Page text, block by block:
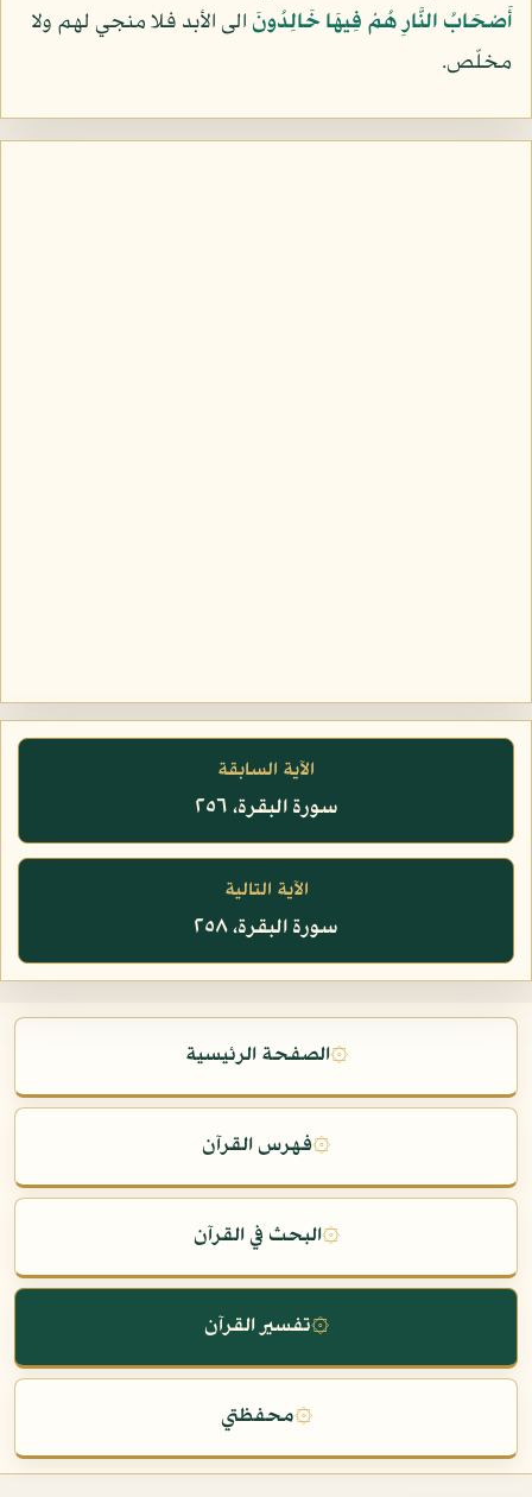
أَصْحَابُ النَّارِ هُمْ فِيهَا خَالِدُونَ الى الأبد فلا منجي لهم ولا
مخلّص.
الآية السابقة
سورة البقرة، ٢٥٦
الآية التالية
سورة البقرة، ٢٥٨
۞الصفحة الرئيسية
۞فهرس القرآن
۞البحث في القرآن
۞تفسير القرآن
۞محفظتي